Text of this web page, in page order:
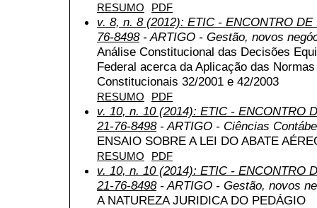
RESUMO PDF
v. 8, n. 8 (2012): ETIC - ENCONTRO
76-8498- ARTIGO - Gestão, novos
Análise Constitucional das Decisões
Federal acerca da Aplicação das
Constitucionais 32/2001 e 42/2003
RESUMO PDF
v. 10, n. 10 (2014): ETIC - ENCONTRO
21-76-8498- ARTIGO - Ciências
ENSAIO SOBRE A LEI DO ABATE
RESUMO PDF
v. 10, n. 10 (2014): ETIC - ENCONTRO
21-76-8498- ARTIGO - Gestão, novos
A NATUREZA JURIDICA DO PEDÁGIO